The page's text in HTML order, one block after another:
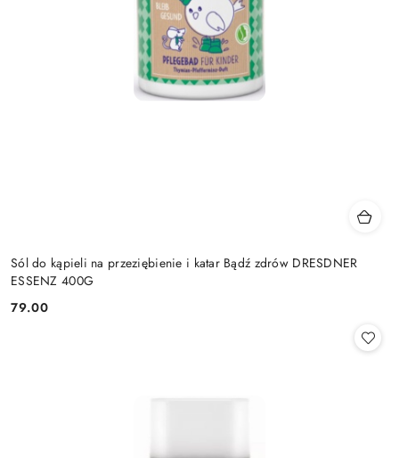
Sól do kąpieli na przeziębienie i katar Bądź zdrów DRESDNER
ESSENZ 400G
Cena:
79.00